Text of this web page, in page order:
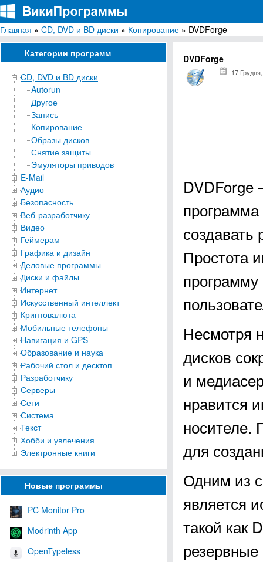
ВикиПрограммы
Энциклопедия бесплатных компьютерных программ для Windows
Главная » CD, DVD и BD диски » Копирование » DVDForge
Категории программ
CD, DVD и BD диски
Autorun
Другое
Запись
Копирование
Образы дисков
Снятие защиты
Эмуляторы приводов
E-Mail
Аудио
Безопасность
Веб-разработчику
Видео
Геймерам
Графика и дизайн
Деловые программы
Диски и файлы
Интернет
Искусственный интеллект
Криптовалюта
Мобильные телефоны
Навигация и GPS
Образование и наука
Рабочий стол и десктоп
Разработчику
Серверы
Сети
Система
Текст
Хобби и увлечения
Электронные книги
Новые программы
PC Monitor Pro
Modrinth App
OpenTypeless
DVDForge
17
DVDForge
создавать
Простота
Несмотря
дисков
и
нравится
носителе.
для
Одним из
является
такой как